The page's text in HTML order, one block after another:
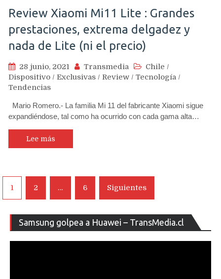
Review Xiaomi Mi11 Lite : Grandes
prestaciones, extrema delgadez y
nada de Lite (ni el precio)
28 junio, 2021 Transmedia Chile /
Dispositivo / Exclusivas / Review / Tecnología /
Tendencias
Mario Romero.- La familia Mi 11 del fabricante Xiaomi sigue
expandiéndose, tal como ha ocurrido con cada gama alta…
Lee más
Navegación
de
entradas
1 2 … 6 Siguientes
Samsung golpea a Huawei – TransMedia.cl
de